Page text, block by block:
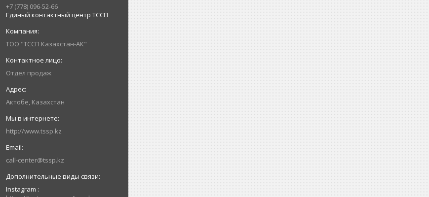
+7 (778) 096-52-66
Единый контактный центр ТССП
ТОО "ТССП Казахстан-АК"
Отдел продаж
Актобе, Казахстан
http://www.tssp.kz
call-center@tssp.kz
Instagram